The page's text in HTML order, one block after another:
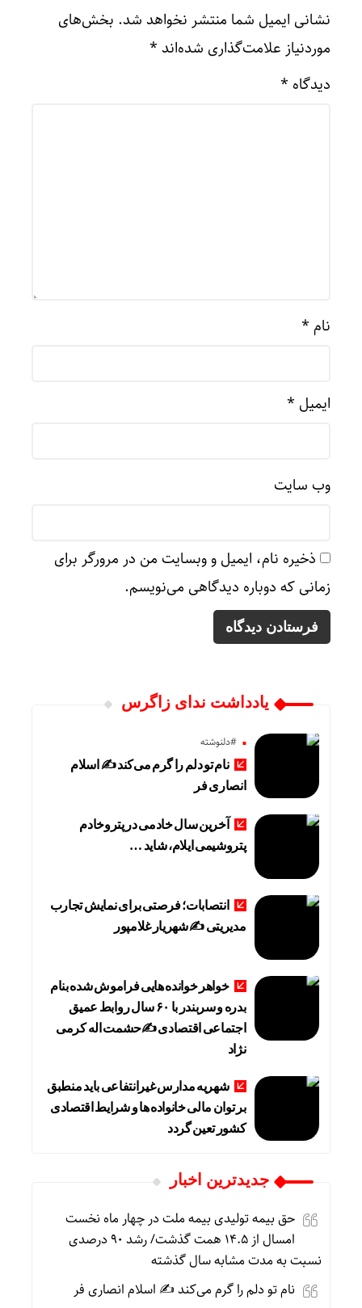
نشانی ایمیل شما منتشر نخواهد شد. بخش‌های
موردنیاز علامت‌گذاری شده‌اند *
دیدگاه *
نام *
ایمیل *
وب‌ سایت
ذخیره نام، ایمیل و وبسایت من در مرورگر برای
زمانی که دوباره دیدگاهی می‌نویسم.
یادداشت ندای زاگرس
#دلنوشته
نام تو دلم را گرم می‌کند ✍️ اسلام
انصاری فر
آخرین سال خادمی در پتروخادم
پتروشیمی ایلام، شاید …
انتصابات؛ فرصتی برای نمایش تجارب
مدیریتی ✍ شهریار غلامپور
خواهر خوانده هایی فراموش شده بنام
بدره و سربندر با ۶۰ سال روابط عمیق
اجتماعی اقتصادی ✍حشمت اله کرمی
نژاد
شهریه مدارس غیرانتفاعی باید منطبق
بر توان مالی خانواده ها و شرایط اقتصادی
کشور تعین گردد
جديدترين اخبار
حق بیمه تولیدی بیمه ملت در چهار ماه نخست
امسال از ۱۴.۵ همت گذشت/ رشد ۹۰ درصدی
نسبت به مدت مشابه سال گذشته
نام تو دلم را گرم می‌کند ✍️ اسلام انصاری فر